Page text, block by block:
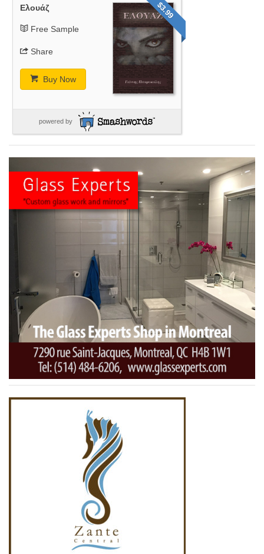
$3.99
Ελουάζ
Free Sample
Share
Buy Now
powered by